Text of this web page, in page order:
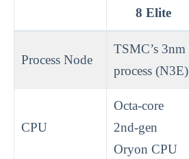
8 Elite
Process Node
TSMC’s 3nm
process (N3E)
CPU
Octa-core
2nd-gen
Oryon CPU